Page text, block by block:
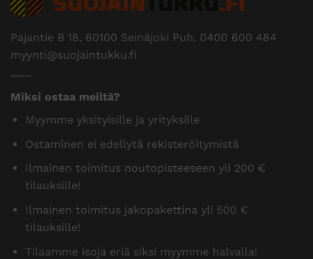
Pajantie B 18, 60100 Seinäjoki Puh. 0400 600 484
myynti@suojaintukku.fi
Miksi ostaa meiltä?
Myymme yksityisille ja yrityksille
Ostaminen ei edellytä rekisteröitymistä
Ilmainen toimitus noutopisteeseen yli 200 €
tilauksille!
Ilmainen toimitus jakopakettina yli 500 €
tilauksille!
Tilaamme isoja eriä siksi myymme halvalla!